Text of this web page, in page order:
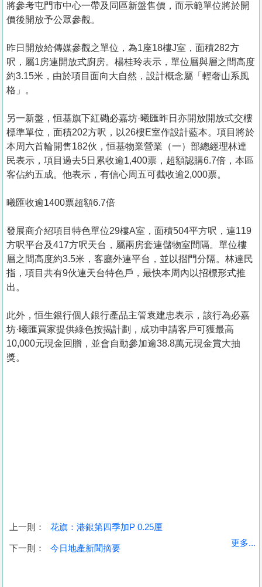
收
將參考屯門市中心一帶及同區新盤售價，而示範單位將於開
價後開放予公眾參觀。
昨日開放給傳媒參觀之單位，為1座18樓J室，面積282方
呎，屬1房連開放式廚房。楊桂玲表示，單位層與層之間高度
約3.15米，由於項目面向大自然，設計概念屬「輕奢山系風
格」。
另一新盤，恒基旗下紅磡必嘉坊·曦匯昨日亦開放開放式交樓
標準單位，面積202方呎，以26樓E室作設計藍本。項目將於
本周六首輪開售182伙，恒基物業營業（一）部總經理林達
民表示，項目過去5日累收逾1,400票，超額認購6.7倍，本區
客佔約五成。他表示，有信心周五可截收逾2,000票。
曦匯收逾1400票超額6.7倍
發展商介紹項目特色單位29樓A室，面積504平方呎，連119
方呎平台及417方呎天台，屬兩房套連儲物室間隔。單位樓
層之間高度約3.5米，客廳外連平台，並以摺門分隔。林達民
指，項目共有9伙連天台特色戶，最快本周內以招標形式推
出。
此外，恒生銀行個人銀行產品主管袁建忠表示，該行為必嘉
坊·曦匯買家提供綠色按揭計劃，成功申請客戶可獲最高
10,000元現金回贈，並會自動參加逾38.8萬元現金賞大抽
獎。
上一則： 花旗：港銀第四季加P 0.25厘
下一則： 今日地產新聞摘要
更多...